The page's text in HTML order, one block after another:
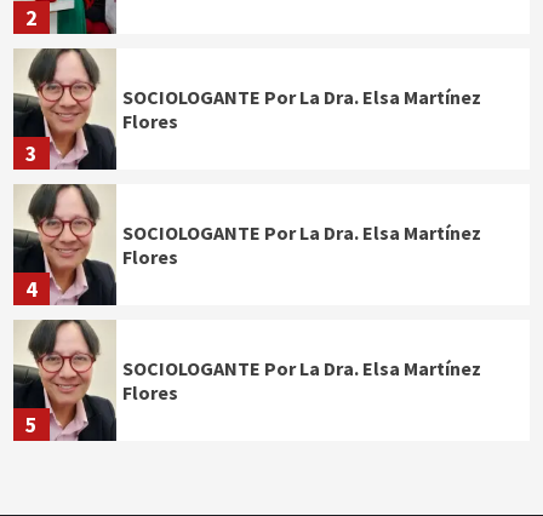
2
3
SOCIOLOGANTE Por La Dra. Elsa Martínez
Flores
4
SOCIOLOGANTE Por La Dra. Elsa Martínez
Flores
5
SOCIOLOGANTE Por La Dra. Elsa Martínez
Flores